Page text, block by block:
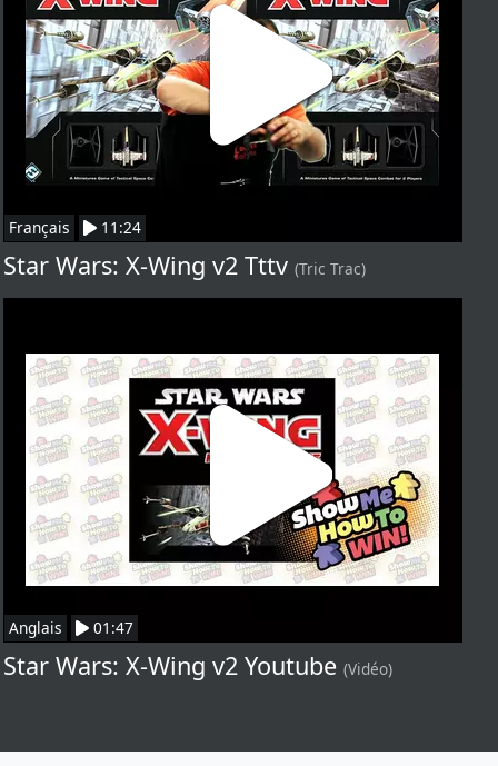
Français 11:24
Star Wars: X-Wing v2 Tttv (Tric Trac)
Anglais 01:47
Star Wars: X-Wing v2 Youtube (Vidéo)